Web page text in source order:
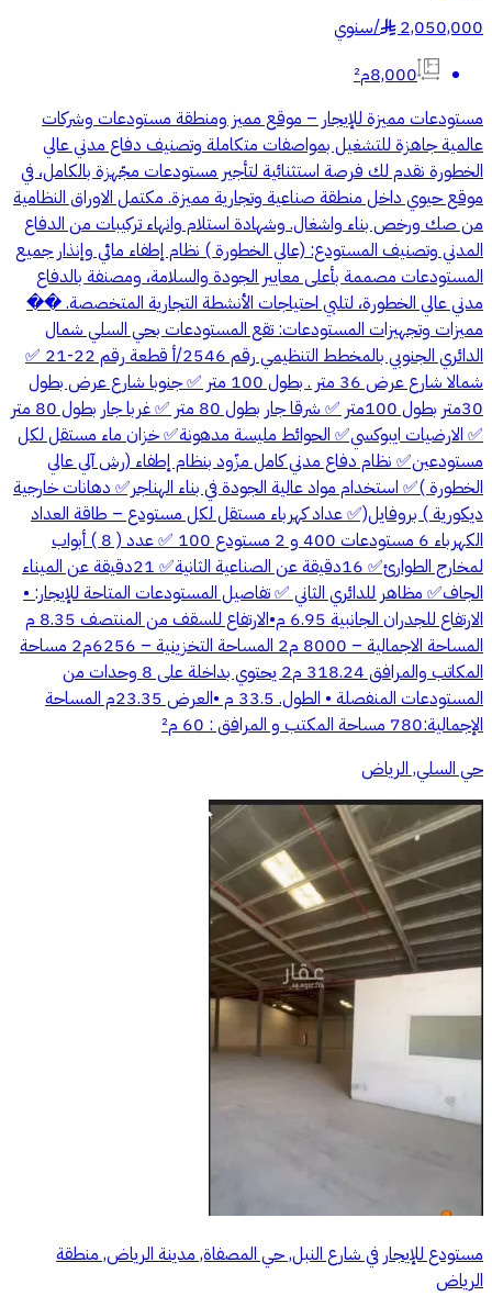
2,050,000
§
/سنوي
8,000م²
مستودعات مميزة للإيجار – موقع مميز ومنطقة مستودعات وشركات
عالمية جاهزة للتشغيل بمواصفات متكاملة وتصنيف دفاع مدني عالي
الخطورة نقدم لك فرصة استثنائية لتأجير مستودعات مجّهزة بالكامل، في
موقع حيوي داخل منطقة صناعية وتجارية مميزة. مكتمل الاوراق النظامية
من صك ورخص بناء واشغال. وشهادة استلام وانهاء تركيبات من الدفاع
المدني وتصنيف المستودع: (عالي الخطورة ) نظام إطفاء مائي وإنذار جميع
المستودعات مصممة بأعلى معايير الجودة والسلامة، ومصنفة بالدفاع
مدني عالي الخطورة، لتلبي احتياجات الأنشطة التجارية المتخصصة. ��
مميزات وتجهيزات المستودعات: تقع المستودعات بحي السلي شمال
الدائري الجنوبي بالمخطط التنظيمي رقم 2546/أ قطعة رقم 22-21 ✅
شمالا شارع عرض 36 متر . بطول 100 متر ✅ جنوبا شارع عرض بطول
30متر بطول 100متر ✅ شرقا جار بطول 80 متر ✅ غربا جار بطول 80 متر
✅ الارضيات ايبوكسي✅ الحوائط مليسة مدهونة✅ خزان ماء مستقل لكل
مستودعين✅ نظام دفاع مدني كامل مزّود بنظام إطفاء (رش آلي عالي
الخطورة )✅ استخدام مواد عالية الجودة في بناء الهناجر✅ دهانات خارجية
ديكورية ) بروفايل(✅ عداد كهرباء مستقل لكل مستودع – طاقة العداد
الكهرباء 6 مستودعات 400 و 2 مستودع 100 ✅ عدد ( 8 ) أبواب
لمخارج الطوارئ✅ 16دقيقة عن الصناعية الثانية✅ 21دقيقة عن الميناء
الجاف✅ مظاهر للدائري الثاني ✅ تفاصيل المستودعات المتاحة للإيجار: •
الارتفاع للجدران الجانبية 6.95 م•الارتفاع للسقف من المنتصف 8.35 م
المساحة الاجمالية – 8000 م2 المساحة التخزينية – 6256م2 مساحة
المكاتب والمرافق 318.24 م2 يحتوي بداخلة على 8 وحدات من
المستودعات المنفصلة • الطول. 33.5 م •العرض 23.35م المساحة
الإجمالية:780 مساحة المكتب و المرافق : 60 م²
حي السلي, الرياض
مستودع للإيجار في شارع النبل, حي المصفاة, مدينة الرياض, منطقة
الرياض